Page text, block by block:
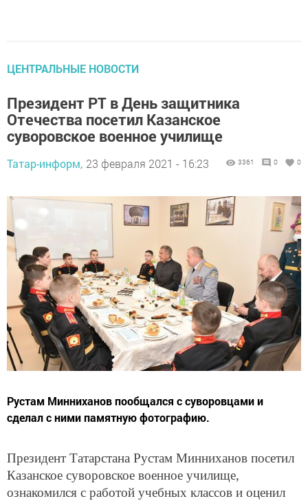
ЦЕНТРАЛЬНЫЕ НОВОСТИ
Президент РТ в День защитника
Отечества посетил Казанское
суворовское военное училище
Татар-информ, 23 февраля 2021 - 16:23 3361 0 0
Рустам Минниханов пообщался с суворовцами и
сделал с ними памятную фотографию.
Президент Татарстана Рустам Минниханов посетил
Казанское суворовское военное училище,
ознакомился с работой учебных классов и оценил